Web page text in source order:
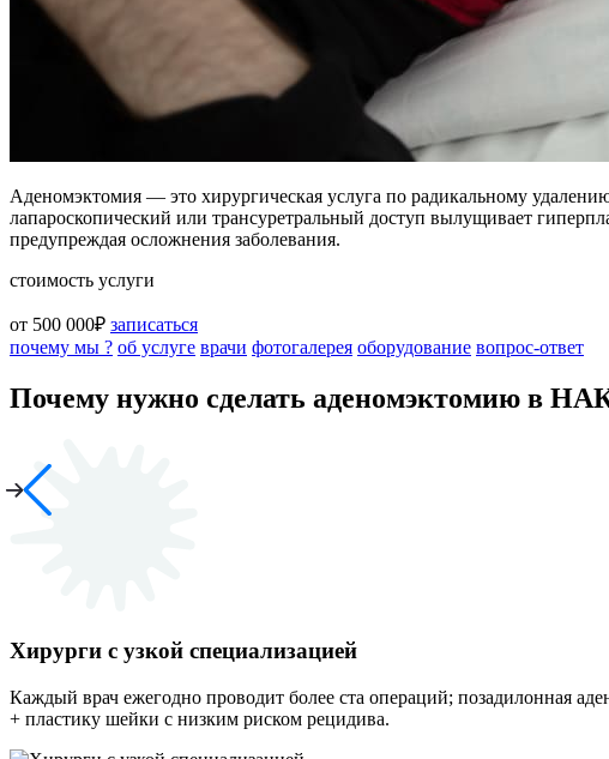
Аденомэктомия — это хирургическая услуга по радикальному
лапароскопический или трансуретральный доступ вылущивает
предупреждая осложнения заболевания.
стоимость услуги
от 500 000₽ записаться
почему мы ? об услуге врачи фотогалерея оборудование вопрос-ответ
Почему нужно сделать аденомэктомию в
Хирурги с узкой специализацией
Каждый врач ежегодно проводит более ста операций; позадилонная
+ пластику шейки с низким риском рецидива.